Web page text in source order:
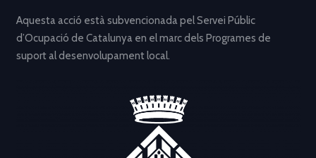
Aquesta acció està subvencionada pel Servei Públic
d’Ocupació de Catalunya en el marc dels Programes de
suport al desenvolupament local.